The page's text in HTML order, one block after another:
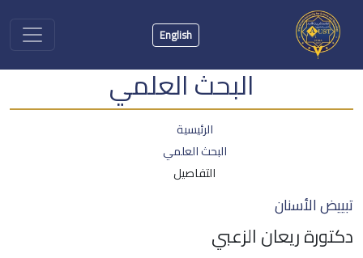
English
البحث العلمي
الرئيسية
البحث العلمي
التفاصيل
تبييض الأسنان
دكتورة ريعان الزعبي